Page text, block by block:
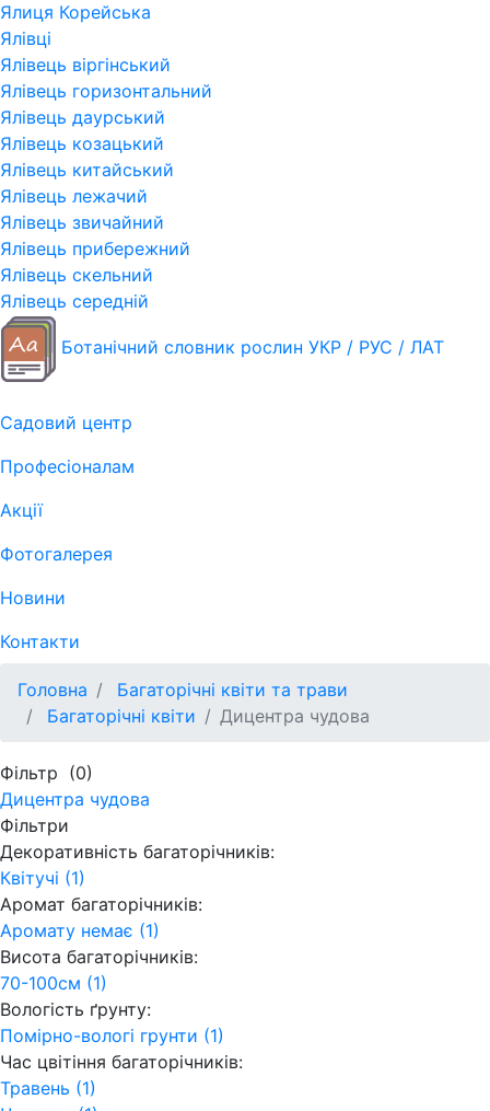
Ялиця Корейська
Ялівці
Ялівець віргінський
Ялівець горизонтальний
Ялівець даурський
Ялівець козацький
Ялівець китайський
Ялівець лежачий
Ялівець звичайний
Ялівець прибережний
Ялівець скельний
Ялівець середній
Ботанічний словник рослин УКР / РУС / ЛАТ
Садовий центр
Професіоналам
Акції
Фотогалерея
Новини
Контакти
Головна
Багаторічні квіти та трави
Багаторічні квіти
Дицентра чудова
Фільтр (0)
Дицентра чудова
Фільтри
Декоративність багаторічників:
Квітучі (1)
Аромат багаторічників:
Аромату немає (1)
Висота багаторічників:
70-100см (1)
Вологість ґрунту:
Помірно-вологі грунти (1)
Час цвітіння багаторічників:
Травень (1)